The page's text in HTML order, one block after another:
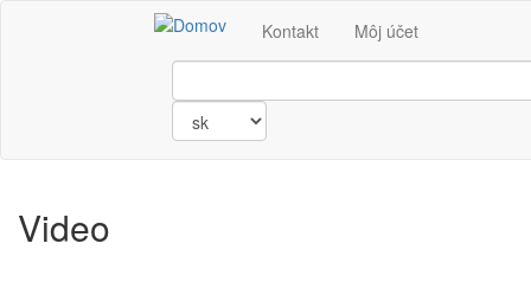
Kontakt Môj účet
Title
Video